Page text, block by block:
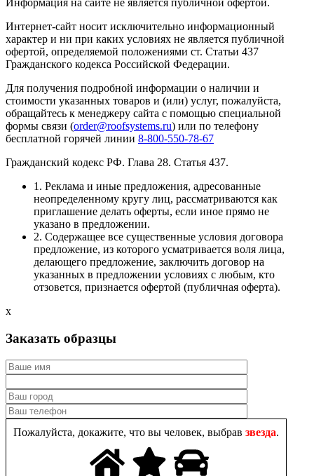
Информация на сайте не является публичной офертой.
Интернет-сайт носит исключительно информационный
характер и ни при каких условиях не является публичной
офертой, определяемой положениями ст. Статьи 437
Гражданского кодекса Российской Федерации.
Для получения подробной информации о наличии и
стоимости указанных товаров и (или) услуг, пожалуйста,
обращайтесь к менеджеру сайта с помощью специальной
формы связи (order@roofsystems.ru) или по телефону
бесплатной горячей линии 8-800-550-78-67
Гражданский кодекс РФ. Глава 28. Статья 437.
1. Реклама и иные предложения, адресованные
неопределенному кругу лиц, рассматриваются как
приглашение делать оферты, если иное прямо не
указано в предложении.
2. Содержащее все существенные условия договора
предложение, из которого усматривается воля лица,
делающего предложение, заключить договор на
указанных в предложении условиях с любым, кто
отзовется, признается офертой (публичная оферта).
x
Заказать образцы
Пожалуйста, докажите, что вы человек, выбрав звезда.